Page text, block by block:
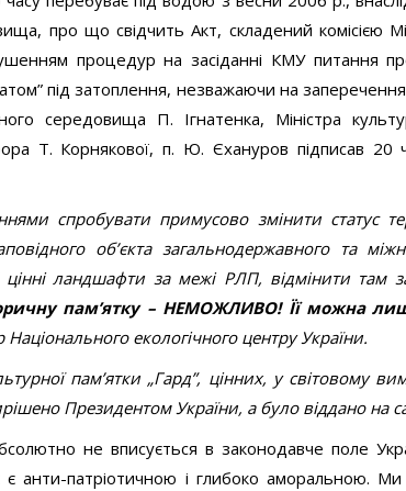
про що свідчить Акт, складений комісією
процедур на засіданні КМУ питання
під затоплення, незважаючи на
середовища П. Ігнатенка, Міністра
Т. Корнякової, п. Ю. Єхануров підписав
спробувати примусово змінити статус
об’єкта загальнодержавного та
цінні ландшафти за межі РЛП, відмінити там
пам’ятку – НЕМОЖЛИВО! Її можна
екологічного центру України.
пам’ятки „Гард”, цінних, у світовому
Президентом України, а було віддано
не вписується в законодавче поле
анти-патріотичною і глибоко аморальною.